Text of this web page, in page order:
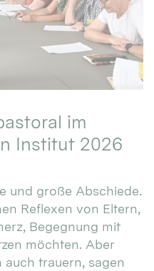
im
Institut 2026
und große Abschiede.
Reflexen von Eltern,
Begegnung mit
möchten. Aber
trauern, sagen